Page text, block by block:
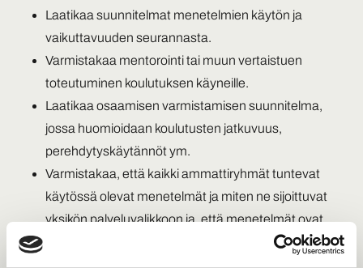
Laatikaa suunnitelmat menetelmien käytön ja
vaikuttavuuden seurannasta.
Varmistakaa mentorointi tai muun vertaistuen
toteutuminen koulutuksen käyneille.
Laatikaa osaamisen varmistamisen suunnitelma,
jossa huomioidaan koulutusten jatkuvuus,
perehdytyskäytännöt ym.
Varmistakaa, että kaikki ammattiryhmät tuntevat
käytössä olevat menetelmät ja miten ne sijoittuvat
yksikön palveluvalikkoon ja, että menetelmät ovat